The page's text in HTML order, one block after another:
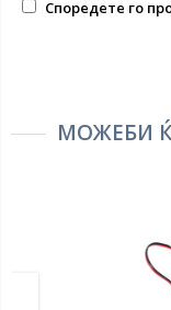
Споредете го
МОЖЕБИ